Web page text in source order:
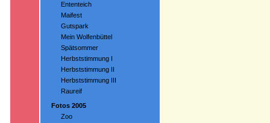
Ententeich
Maifest
Gutspark
Mein Wolfenbüttel
Spätsommer
Herbststimmung I
Herbststimmung II
Herbststimmung III
Raureif
Fotos 2005
Zoo